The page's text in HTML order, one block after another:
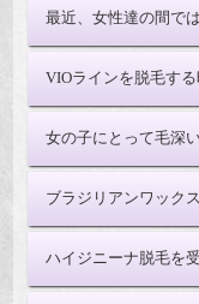
最近、女性達の間で
VIOラインを脱毛す
女の子にとって毛深
ブラジリアンワック
ハイジニーナ脱毛を